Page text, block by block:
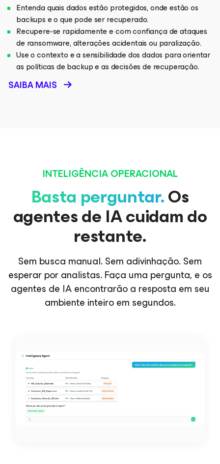
Entenda quais dados estão protegidos, onde estão os
backups e o que pode ser recuperado.
Recupere-se rapidamente e com confiança de ataques
de ransomware, alterações acidentais ou paralização.
Use o contexto e a sensibilidade dos dados para orientar
as políticas de backup e as decisões de recuperação.
SAIBA MAIS
INTELIGÊNCIA OPERACIONAL
Basta perguntar.Os
agentes de IA cuidam do
restante.
Sem busca manual. Sem adivinhação. Sem
esperar por analistas. Faça uma pergunta, e os
agentes de IA encontrarão a resposta em seu
ambiente inteiro em segundos.